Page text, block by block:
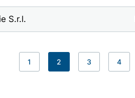
S.r.l.
1 2 3 4